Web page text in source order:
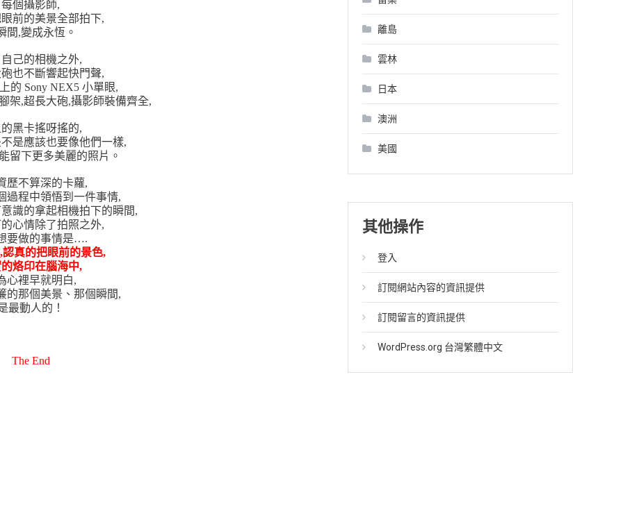
每個攝影師,
前的美景全部拍下,
間,變成永恆。
己的相機之外,
也不斷響起快門聲,
的 Sony NEX5 小單眼,
架,超長大砲,攝影師裝備齊全,
黑卡搖呀搖的,
是應該也要像他們一樣,
留下更多美麗的照片。
歷不算深的卡蘿,
過程中領悟到一件事情,
識的拿起相機拍下的瞬間,
心情除了拍照之外,
要做的事情是….
認真的把眼前的景色,
烙印在腦海中,
心裡早就明白,
的那個美景、那個瞬間,
最動人的！
The End
離島
雲林
日本
澳洲
美國
其他操作
登入
訂閱網站內容的資訊提供
訂閱留言的資訊提供
WordPress.org 台灣繁體中文